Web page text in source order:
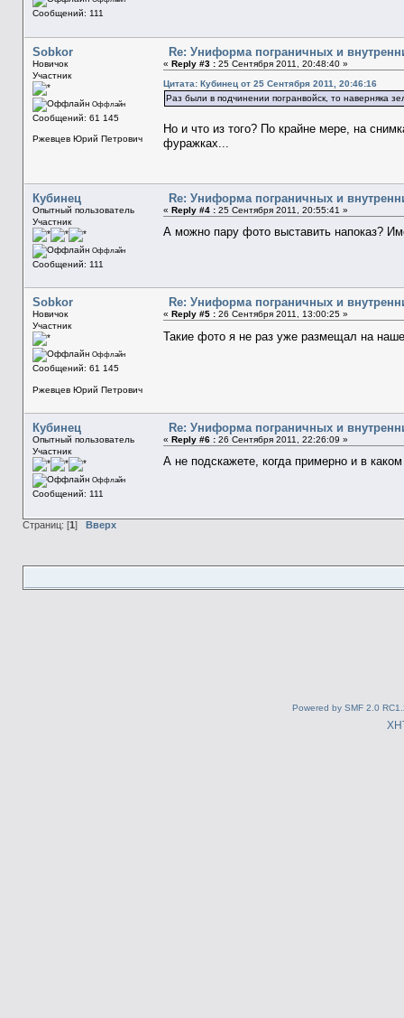
Сообщений: 111
Sobkor
Новичок
Участник
Оффлайн
Сообщений: 61 145
Ржевцев Юрий Петрович
Re: Униформа пограничных и
« Reply #3 :25 Сентября 2011, 20:48:40 »
Цитата: Кубинец от 25 Сентября 2011, 20:46:16
Раз были в подчинении погранвойск, то наверняка
Но и что из того? По крайне мере, на
фуражках...
Кубинец
Опытный пользователь
Участник
Оффлайн
Сообщений: 111
Re: Униформа пограничных и
« Reply #4 :25 Сентября 2011, 20:55:41 »
А можно пару фото выставить напоказ?
Sobkor
Новичок
Участник
Оффлайн
Сообщений: 61 145
Ржевцев Юрий Петрович
Re: Униформа пограничных и
« Reply #5 :26 Сентября 2011, 13:00:25 »
Такие фото я не раз уже размещал на
Кубинец
Опытный пользователь
Участник
Оффлайн
Сообщений: 111
Re: Униформа пограничных и
« Reply #6 :26 Сентября 2011, 22:26:09 »
А не подскажете, когда примерно и в
Страниц: [1] Вверх
Powered by SMF 2.0